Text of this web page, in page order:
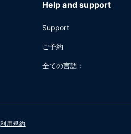
Help and support
Support
ご予約
全ての言語：
利用規約